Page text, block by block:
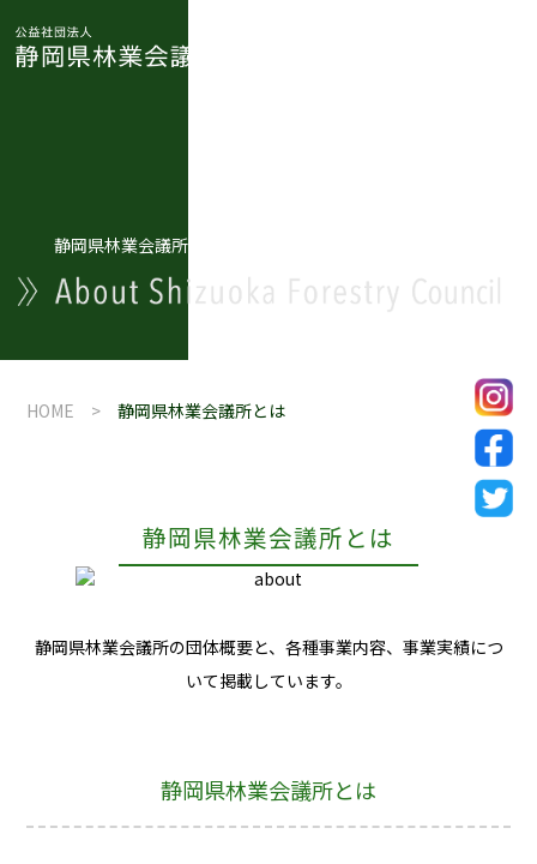
静岡県林業会議所とは
HOME > 静岡県林業会議所とは
静岡県林業会議所とは
静岡県林業会議所の団体概要と、各種事業内容、事業実績につ
いて掲載しています。
静岡県林業会議所とは